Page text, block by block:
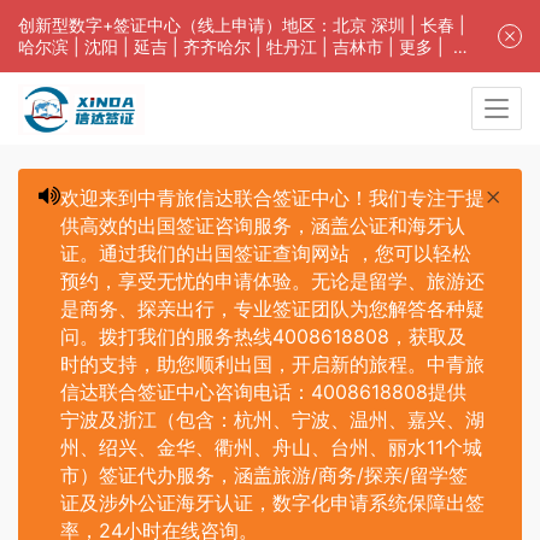
欢迎来到中青旅信达联合签证中心！我们专注于提
供高效的出国签证咨询服务，涵盖公证和海牙认
证。通过我们的出国签证查询网站 ，您可以轻松
预约，享受无忧的申请体验。无论是留学、旅游还
是商务、探亲出行，专业签证团队为您解答各种疑
问。拨打我们的服务热线4008618808，获取及
时的支持，助您顺利出国，开启新的旅程。中青旅
信达联合签证中心咨询电话：4008618808提供
宁波及浙江（包含：杭州、宁波、温州、嘉兴、湖
州、绍兴、金华、衢州、舟山、台州、丽水11个城
市）签证代办服务，涵盖旅游/商务/探亲/留学签
证及涉外公证海牙认证，数字化申请系统保障出签
率，24小时在线咨询。
创新型数字+签证中心（线上申请）地区： 北京 深圳 长春
哈尔滨
沈阳 延吉 齐齐哈尔 | 牡丹江 | 吉林市 | 更多 | 客
服中心
中青旅信达联合签证中心咨询电话：4008618808。专业留学
签证 商务签证 探亲签证 旅游签证 涉外公证 外交部认证 单
（双认证），
；
构：信达出入境服务有限公司/中青国际旅行社有限公司.专
业：留学签证 商务签证 探亲签证 旅游签证 涉外公证 外交部
认证 单（双认证），海牙认证。